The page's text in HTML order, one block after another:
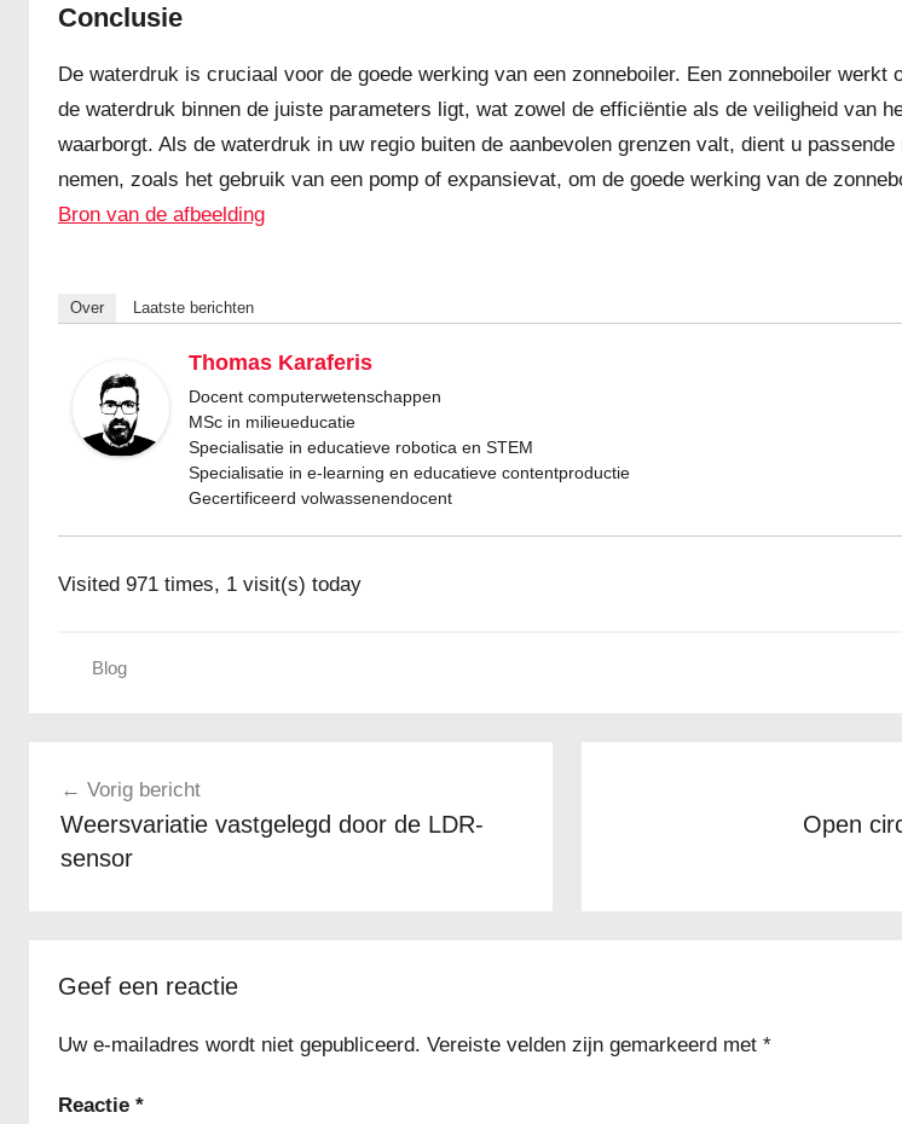
Conclusie
De waterdruk is cruciaal voor de goede werking van een zonneboiler. Een zonneboiler werkt
de waterdruk binnen de juiste parameters ligt, wat zowel de efficiëntie als de veiligheid van
waarborgt. Als de waterdruk in uw regio buiten de aanbevolen grenzen valt, dient u passende
nemen, zoals het gebruik van een pomp of expansievat, om de goede werking van de
Bron van de afbeelding
Over Laatste berichten
Thomas Karaferis
Docent computerwetenschappen
MSc in milieueducatie
Specialisatie in educatieve robotica en STEM
Specialisatie in e-learning en educatieve contentproductie
Gecertificeerd volwassenendocent
Visited 971 times, 1 visit(s) today
Blog
Vorig bericht
Weersvariatie vastgelegd door de LDR-
sensor
Open
Geef een reactie
Uw e-mailadres wordt niet gepubliceerd. Vereiste velden zijn gemarkeerd met *
Reactie *